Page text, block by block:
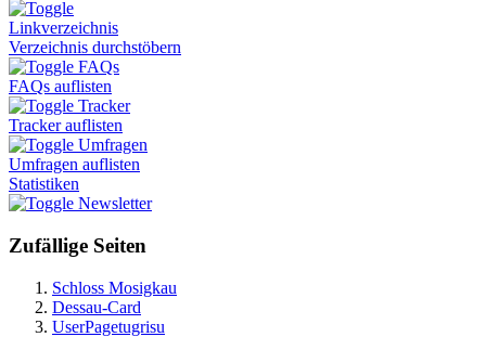
Linkverzeichnis
Verzeichnis durchstöbern
FAQs
FAQs auflisten
Tracker
Tracker auflisten
Umfragen
Umfragen auflisten
Statistiken
Newsletter
Zufällige Seiten
Schloss Mosigkau
Dessau-Card
UserPagetugrisu